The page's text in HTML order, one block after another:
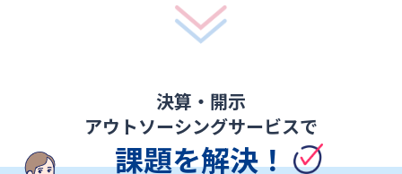
決算・開示
アウトソーシングサービスで
課題を解決！